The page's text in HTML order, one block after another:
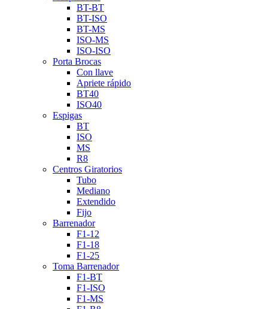
BT-BT
BT-ISO
BT-MS
ISO-MS
ISO-ISO
Porta Brocas
Con llave
Apriete rápido
BT40
ISO40
Espigas
BT
ISO
MS
R8
Centros Giratorios
Tubo
Mediano
Extendido
Fijo
Barrenador
F1-12
F1-18
F1-25
Toma Barrenador
F1-BT
F1-ISO
F1-MS